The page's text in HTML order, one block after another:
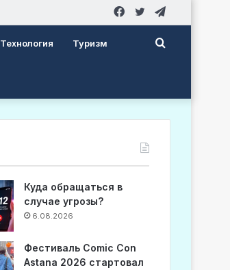
Twitter
Facebook
Технология Туризм Search
Куда обращаться в
случае угрозы?
6.08.2026
Фестиваль Comic Con
Astana 2026 стартовал